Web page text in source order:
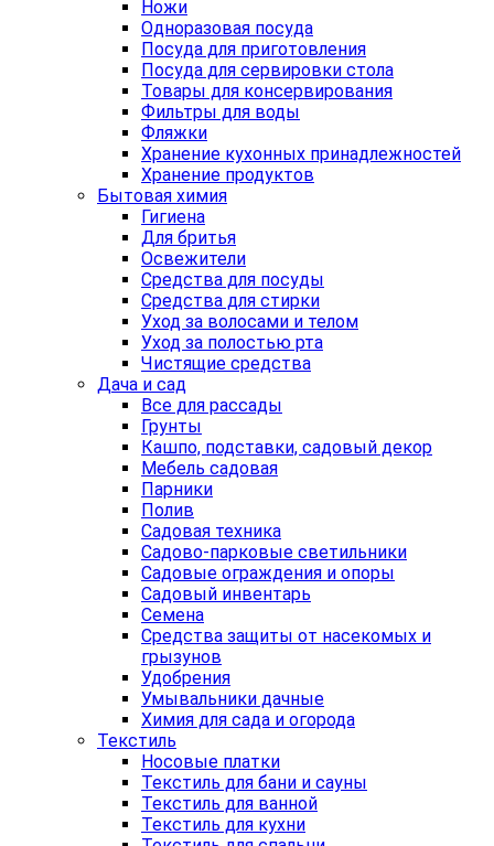
Ножи
Одноразовая посуда
Посуда для приготовления
Посуда для сервировки стола
Товары для консервирования
Фильтры для воды
Фляжки
Хранение кухонных принадлежностей
Хранение продуктов
Бытовая химия
Гигиена
Для бритья
Освежители
Средства для посуды
Средства для стирки
Уход за волосами и телом
Уход за полостью рта
Чистящие средства
Дача и сад
Все для рассады
Грунты
Кашпо, подставки, садовый декор
Мебель садовая
Парники
Полив
Садовая техника
Садово-парковые светильники
Садовые ограждения и опоры
Садовый инвентарь
Семена
Средства защиты от насекомых и
грызунов
Удобрения
Умывальники дачные
Химия для сада и огорода
Текстиль
Носовые платки
Текстиль для бани и сауны
Текстиль для ванной
Текстиль для кухни